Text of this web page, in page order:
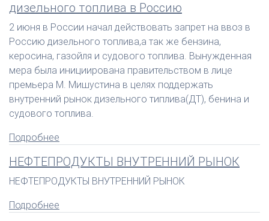
дизельного топлива в Россию
2 июня в России начал действовать запрет на ввоз в
Россию дизельного топлива,а так же бензина,
керосина, газойля и судового топлива. Вынужденная
мера была инициирована правительством в лице
премьера М. Мишустина в целях поддержать
внутренний рынок дизельного типлива(ДТ), бенина и
судового топлива.
Подробнее
НЕФТЕПРОДУКТЫ ВНУТРЕННИЙ РЫНОК
НЕФТЕПРОДУКТЫ ВНУТРЕННИЙ РЫНОК
Подробнее